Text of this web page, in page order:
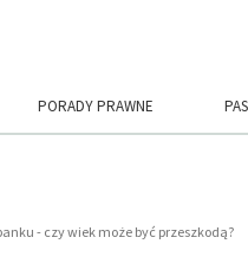
PORADY PRAWNE
- czy wiek może być przeszkodą?